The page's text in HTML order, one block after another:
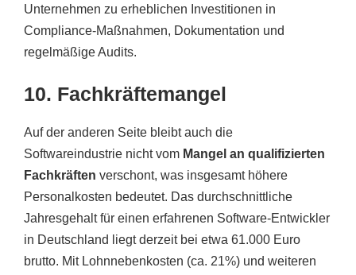
Unternehmen zu erheblichen Investitionen in
Compliance-Maßnahmen, Dokumentation und
regelmäßige Audits.
10. Fachkräftemangel
Auf der anderen Seite bleibt auch die
Softwareindustrie nicht vom Mangel an qualifizierten
Fachkräften verschont, was insgesamt höhere
Personalkosten bedeutet. Das durchschnittliche
Jahresgehalt für einen erfahrenen Software-Entwickler
in Deutschland liegt derzeit bei etwa 61.000 Euro
brutto. Mit Lohnnebenkosten (ca. 21%) und weiteren